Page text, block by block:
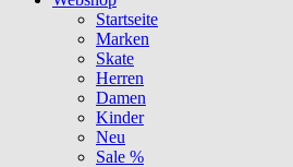
Startseite
Marken
Skate
Herren
Damen
Kinder
Neu
Sale %